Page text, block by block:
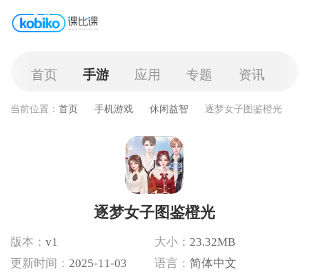
首页 手游 应用 专题 资讯
当前位置： 首页 手机游戏 休闲益智 逐梦女子图鉴橙光
逐梦女子图鉴橙光
版本： v1 大小： 23.32MB
更新时间： 2025-11-03 语言： 简体中文